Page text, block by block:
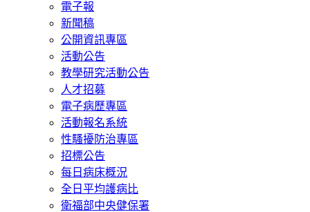
電子報
新聞稿
公開資訊專區
活動公告
教學研究活動公告
人才招募
電子病歷專區
活動報名系統
性騷擾防治專區
招標公告
每日病床概況
全日平均護病比
衛福部中央健保署